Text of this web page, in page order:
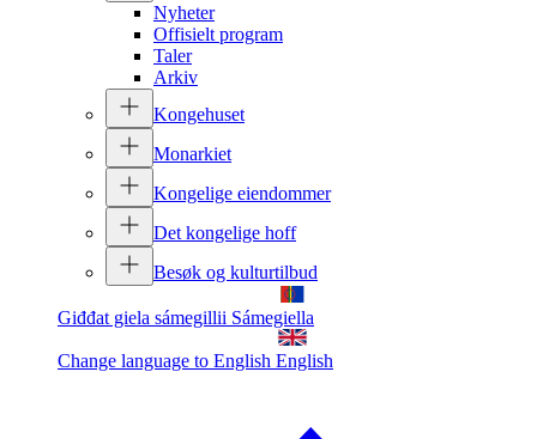
Nyheter
Offisielt program
Taler
Arkiv
Kongehuset
Monarkiet
Kongelige eiendommer
Det kongelige hoff
Besøk og kulturtilbud
Giđđat giela sámegillii Sámegiella
Change language to English English